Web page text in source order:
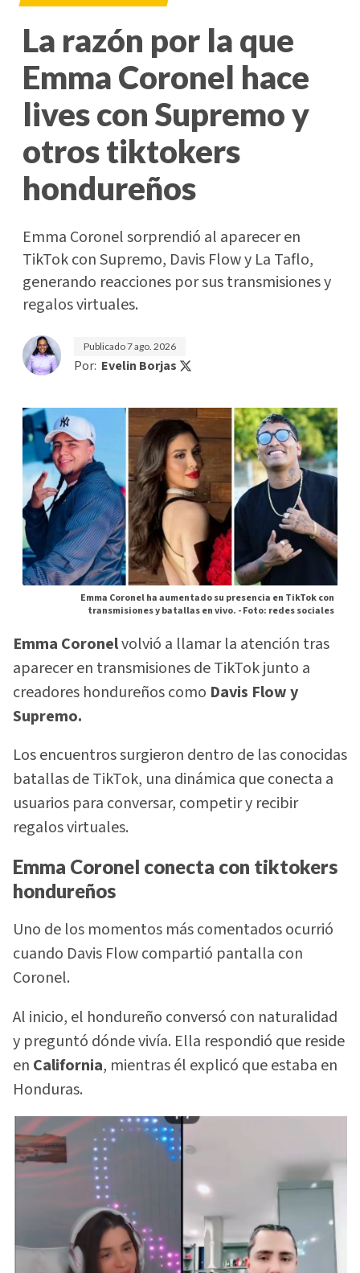
La razón por la que
Emma Coronel hace
lives con Supremo y
otros tiktokers
hondureños
Emma Coronel sorprendió al aparecer en
TikTok con Supremo, Davis Flow y La Taflo,
generando reacciones por sus transmisiones y
regalos virtuales.
Publicado7 ago. 2026
Por: Evelin Borjas
Emma Coronel ha aumentado su presencia en TikTok con
transmisiones y batallas en vivo. -Foto: redes sociales
Emma Coronelvolvió a llamar la atención tras
aparecer en transmisiones de TikTok junto a
creadores hondureños como Davis Flow y
Supremo.
Los encuentros surgieron dentro de las conocidas
batallas de TikTok, una dinámica que conecta a
usuarios para conversar, competir y recibir
regalos virtuales.
Emma Coronel conecta con tiktokers
hondureños
Uno de los momentos más comentados ocurrió
cuando Davis Flow compartió pantalla con
Coronel.
Al inicio, el hondureño conversó con naturalidad
y preguntó dónde vivía. Ella respondió que reside
en California, mientras él explicó que estaba en
Honduras.